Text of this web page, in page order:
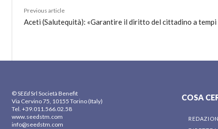
Previous article
Aceti (Salutequità): «Garantire il diritto del cittadino a
© SEEdSrl Società Benefit
Via Cervino 75, 10155 Torino (Italy)
Tel. +39.011.566.02.58
www.seedstm.com
info@seedstm.com
COSA